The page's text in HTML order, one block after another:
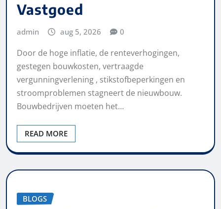
Vastgoed
admin aug 5, 2026 0
Door de hoge inflatie, de renteverhogingen,
gestegen bouwkosten, vertraagde
vergunningverlening , stikstofbeperkingen en
stroomproblemen stagneert de nieuwbouw.
Bouwbedrijven moeten het…
READ MORE
BLOGS